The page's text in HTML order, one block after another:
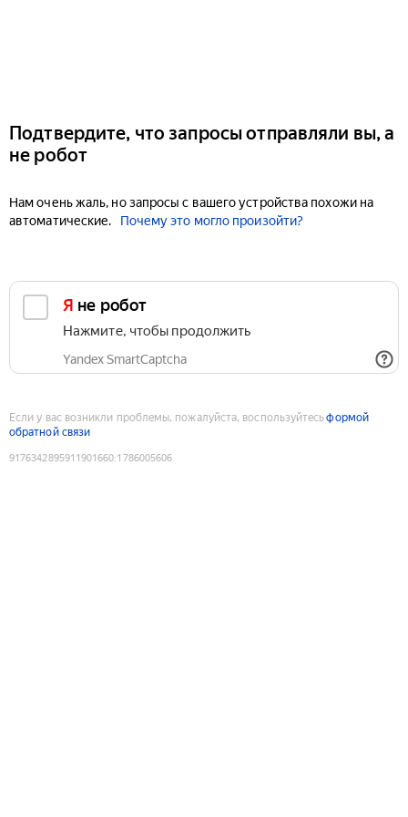
Подтвердите, что запросы отправляли вы, а
не робот
Нам очень жаль, но запросы с вашего устройства похожи на
автоматические.
Почему это могло произойти?
Я не робот
Нажмите, чтобы продолжить
Yandex SmartCaptcha
Если у вас возникли проблемы, пожалуйста, воспользуйтесьформой
обратной связи
9176342895911901660:1786005606